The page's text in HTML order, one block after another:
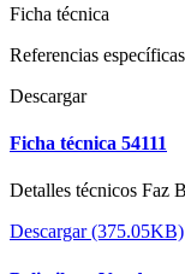
Ficha técnica
Referencias específicas
Descargar
Ficha técnica 54111
Detalles técnicos Faz
Descargar (375.05KB)